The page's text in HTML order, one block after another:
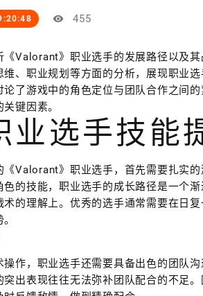
455
《Valorant》职业选手的发展路径以及
维、职业规划等方面的分析，展现职业
论了游戏中的角色定位与团队合作之间
键因素。
业选手技能
《Valorant》职业选手，首先需要扎实
色的技能，职业选手的成长路径是一个
术的理解上。优秀的选手通常需要在日
操作，职业选手还需要具备出色的团队
突出表现往往无法弥补团队配合的不足